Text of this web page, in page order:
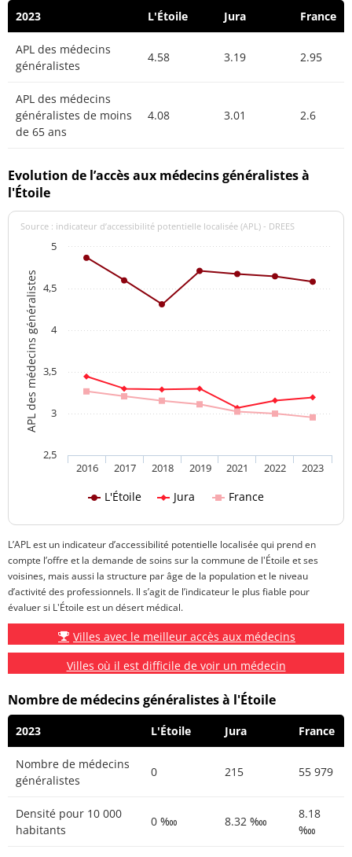
2023 L'Étoile Jura France
APL des médecins
généralistes
4.58 3.19 2.95
APL des médecins
généralistes de moins
de 65 ans
4.08 3.01 2.6
Evolution de l’accès aux médecins généralistes à
l'Étoile
APL des médecins généralistes
Source : indicateur d’accessibilité potentielle localisée (APL) - DREES
L'Étoile Jura France
2016 2017 2018 2019 2021 2022 2023
2,5
3
3,5
4
4,5
5
L’APL est un indicateur d’accessibilité potentielle localisée qui prend en
compte l’offre et la demande de soins sur la commune de l'Étoile et ses
voisines, mais aussi la structure par âge de la population et le niveau
d’activité des professionnels. Il s’agit de l’indicateur le plus fiable pour
évaluer si L'Étoile est un désert médical.
Villes avec le meilleur accès aux médecins
Villes où il est difficile de voir un médecin
Nombre de médecins généralistes à l'Étoile
2023 L'Étoile Jura France
Nombre de médecins
généralistes
0 215 55 979
Densité pour 10 000
habitants
0 ‱ 8.32 ‱
8.18
‱